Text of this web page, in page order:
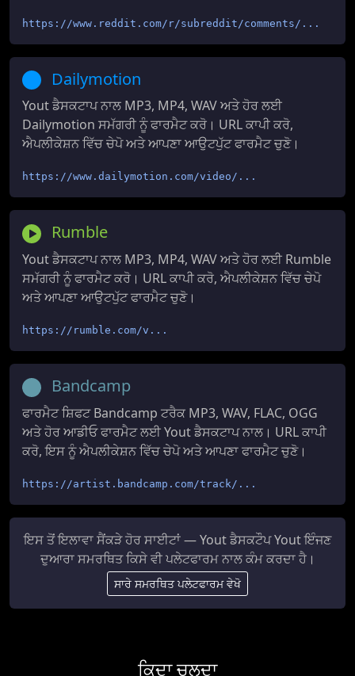
https://www.reddit.com/r/subreddit/comments/...
Dailymotion
Yout ਡੈਸਕਟਾਪ ਨਾਲ MP3, MP4, WAV ਅਤੇ ਹੋਰ ਲਈ
Dailymotion ਸਮੱਗਰੀ ਨੂੰ ਫਾਰਮੈਟ ਕਰੋ। URL ਕਾਪੀ ਕਰੋ,
ਐਪਲੀਕੇਸ਼ਨ ਵਿੱਚ ਚੇਪੋ ਅਤੇ ਆਪਣਾ ਆਉਟਪੁੱਟ ਫਾਰਮੈਟ ਚੁਣੋ।
https://www.dailymotion.com/video/...
Rumble
Yout ਡੈਸਕਟਾਪ ਨਾਲ MP3, MP4, WAV ਅਤੇ ਹੋਰ ਲਈ Rumble
ਸਮੱਗਰੀ ਨੂੰ ਫਾਰਮੈਟ ਕਰੋ। URL ਕਾਪੀ ਕਰੋ, ਐਪਲੀਕੇਸ਼ਨ ਵਿੱਚ ਚੇਪੋ
ਅਤੇ ਆਪਣਾ ਆਉਟਪੁੱਟ ਫਾਰਮੈਟ ਚੁਣੋ।
https://rumble.com/v...
Bandcamp
ਫਾਰਮੈਟ ਸ਼ਿਫਟ Bandcamp ਟਰੈਕ MP3, WAV, FLAC, OGG
ਅਤੇ ਹੋਰ ਆਡੀਓ ਫਾਰਮੈਟ ਲਈ Yout ਡੈਸਕਟਾਪ ਨਾਲ। URL ਕਾਪੀ
ਕਰੋ, ਇਸ ਨੂੰ ਐਪਲੀਕੇਸ਼ਨ ਵਿੱਚ ਚੇਪੋ ਅਤੇ ਆਪਣਾ ਫਾਰਮੈਟ ਚੁਣੋ।
https://artist.bandcamp.com/track/...
ਇਸ ਤੋਂ ਇਲਾਵਾ ਸੈਂਕੜੇ ਹੋਰ ਸਾਈਟਾਂ — Yout ਡੈਸਕਟੌਪ Yout ਇੰਜਣ
ਦੁਆਰਾ ਸਮਰਥਿਤ ਕਿਸੇ ਵੀ ਪਲੇਟਫਾਰਮ ਨਾਲ ਕੰਮ ਕਰਦਾ ਹੈ।
ਸਾਰੇ ਸਮਰਥਿਤ ਪਲੇਟਫਾਰਮ ਵੇਖੋ
ਕਿਦਾ ਚਲਦਾ